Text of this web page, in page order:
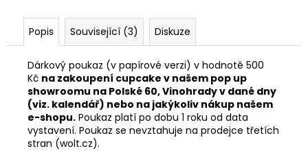
Popis Související (3) Diskuze
Dárkový poukaz (v papírové verzi) v hodnotě 500
Kč na zakoupení cupcake v našem pop up
showroomu na Polské 60, Vinohradyv dané dny
(viz. kalendář) nebo na jakýkoliv nákup našem
e-shopu. Poukaz platí po dobu 1 roku od data
vystavení. Poukaz se nevztahuje na prodejce třetích
stran (wolt.cz).